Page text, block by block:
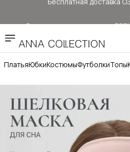
Прямые продажи от
Официальный сайт бренда
ПлатьяЮбкиКостюмыФутболкиТопы